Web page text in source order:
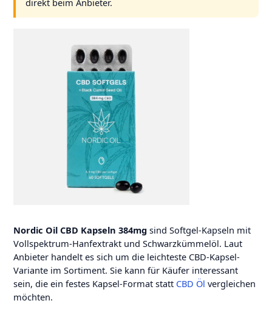
Nordic Oil CBD Kapseln 384mg sind Softgel-Kapseln mit
Vollspektrum-Hanfextrakt und Schwarzkümmelöl. Laut
Anbieter handelt es sich um die leichteste CBD-Kapsel-
Variante im Sortiment. Sie kann für Käufer interessant
sein, die ein festes Kapsel-Format statt CBD Öl vergleichen
möchten.